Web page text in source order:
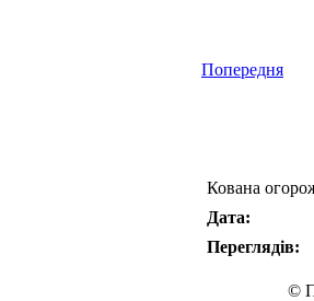
Попередня
Кована
Дата:
Переглядів:
©